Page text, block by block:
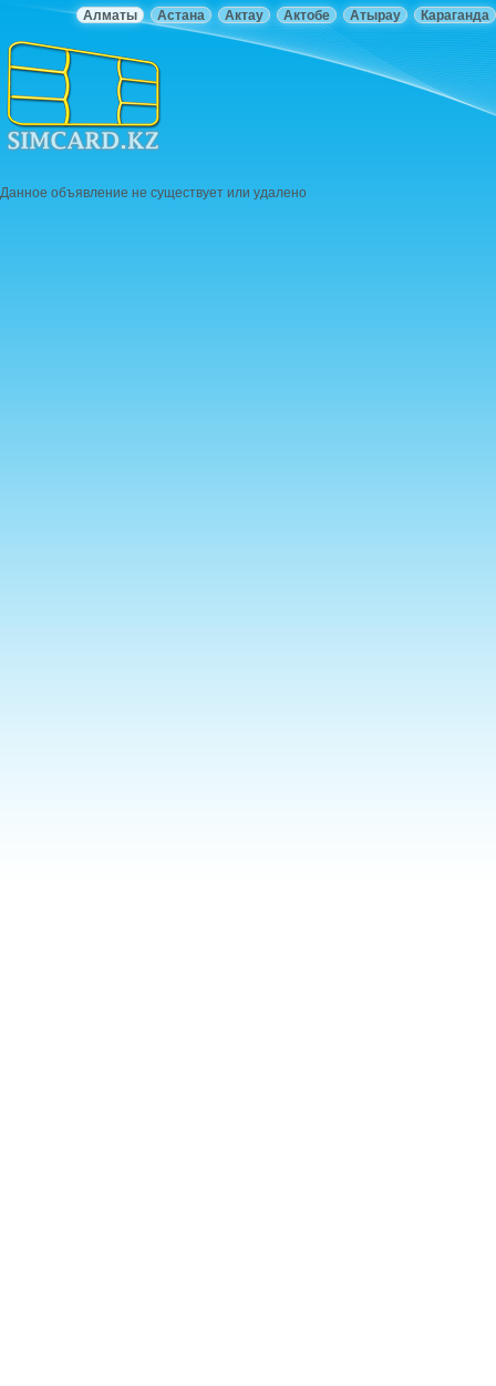
Караганда
Атырау
Актобе
Актау
Астана
Алматы
Данное объявление не существует или удалено